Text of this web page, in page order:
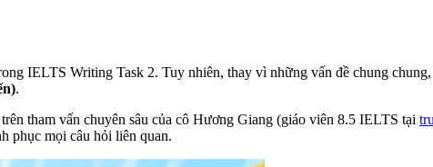
IELTS Writing Task 2. Tuy nhiên, thay vì những vấn đề chung
.
tham vấn chuyên sâu của cô Hương Giang (giáo viên 8.5 IELTS tại
phục mọi câu hỏi liên quan.